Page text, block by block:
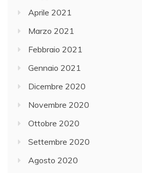
Aprile 2021
Marzo 2021
Febbraio 2021
Gennaio 2021
Dicembre 2020
Novembre 2020
Ottobre 2020
Settembre 2020
Agosto 2020